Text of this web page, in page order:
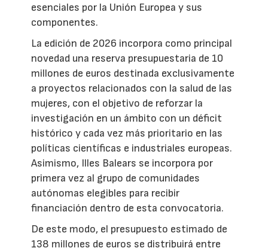
esenciales por la Unión Europea y sus
componentes.
La edición de 2026 incorpora como principal
novedad una reserva presupuestaria de 10
millones de euros destinada exclusivamente
a proyectos relacionados con la salud de las
mujeres, con el objetivo de reforzar la
investigación en un ámbito con un déficit
histórico y cada vez más prioritario en las
políticas científicas e industriales europeas.
Asimismo, Illes Balears se incorpora por
primera vez al grupo de comunidades
autónomas elegibles para recibir
financiación dentro de esta convocatoria.
De este modo, el presupuesto estimado de
138 millones de euros se distribuirá entre